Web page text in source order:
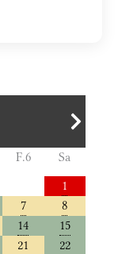
F.6
Sa
1
7
8
14
15
21
22